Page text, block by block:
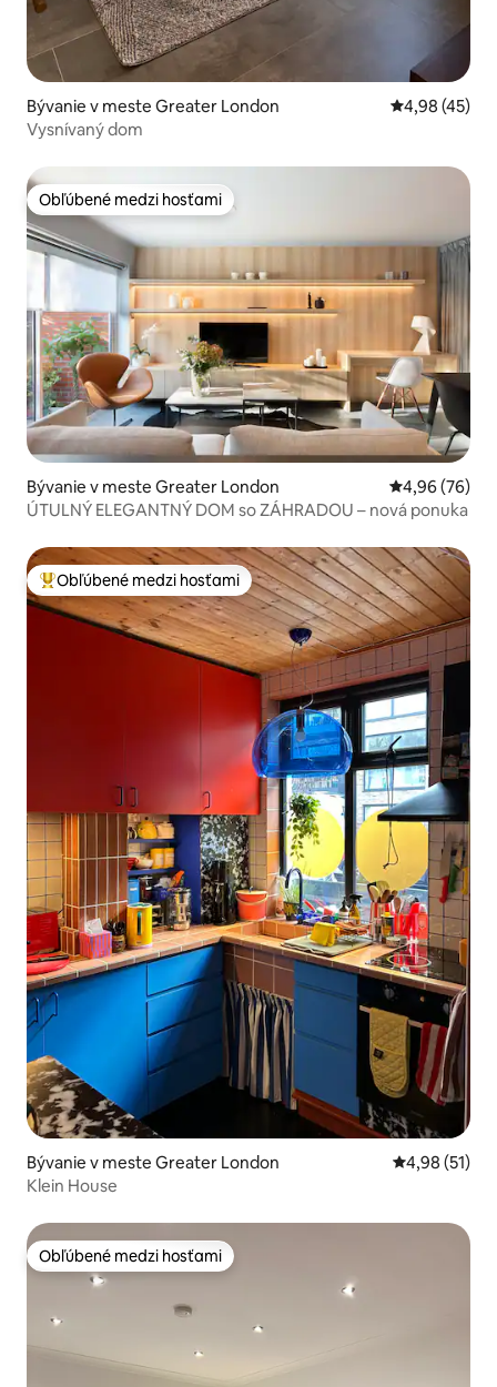
Bývanie v meste Greater London Priemerné
4,98 (45)
Vysnívaný dom
Obľúbené medzi hosťami
Obľúbené medzi hosťami
Bývanie v meste Greater London Priemerné
4,96 (76)
ÚTULNÝ ELEGANTNÝ DOM so ZÁHRADOU – nová ponuka
Najobľúbenejšie medzi hosťami
Obľúbené medzi hosťami
Bývanie v meste Greater London Priemerné
4,98 (51)
Klein House
Obľúbené medzi hosťami
Obľúbené medzi hosťami